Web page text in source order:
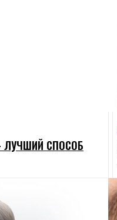
ЛУЧШИЙ СПОСОБ